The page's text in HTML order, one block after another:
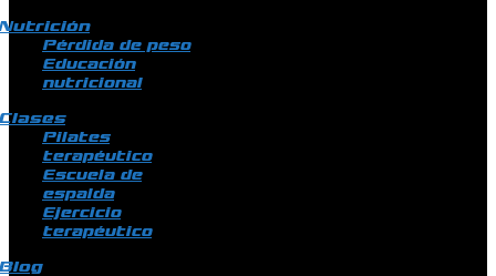
Pérdida de peso
Educación
nutricional
Pilates
terapéutico
Escuela de
espalda
Ejercicio
terapéutico